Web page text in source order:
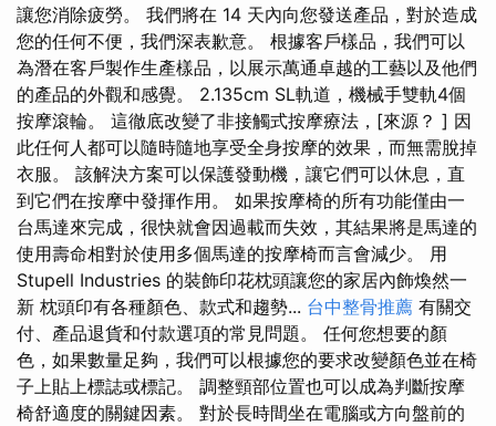
讓您消除疲勞。 我們將在 14 天內向您發送產品，對於造成
您的任何不便，我們深表歉意。 根據客戶樣品，我們可以
為潛在客戶製作生產樣品，以展示萬通卓越的工藝以及他們
的產品的外觀和感覺。 2.135cm SL軌道，機械手雙軌4個
按摩滾輪。 這徹底改變了非接觸式按摩療法，[來源？ ] 因
此任何人都可以隨時隨地享受全身按摩的效果，而無需脫掉
衣服。 該解決方案可以保護發動機，讓它們可以休息，直
到它們在按摩中發揮作用。 如果按摩椅的所有功能僅由一
台馬達來完成，很快就會因過載而失效，其結果將是馬達的
使用壽命相對於使用多個馬達的按摩椅而言會減少。 用
Stupell Industries 的裝飾印花枕頭讓您的家居內飾煥然一
新 枕頭印有各種顏色、款式和趨勢... 台中整骨推薦 有關交
付、產品退貨和付款選項的常見問題。 任何您想要的顏
色，如果數量足夠，我們可以根據您的要求改變顏色並在椅
子上貼上標誌或標記。 調整頸部位置也可以成為判斷按摩
椅舒適度的關鍵因素。 對於長時間坐在電腦或方向盤前的